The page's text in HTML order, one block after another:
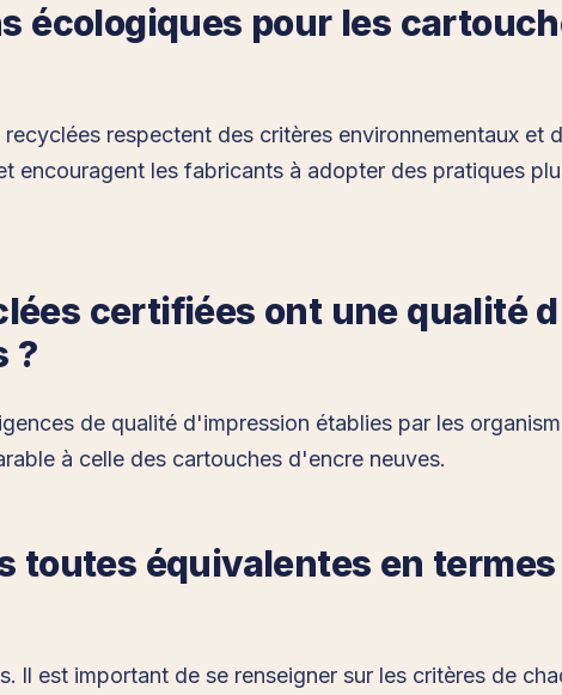
écologiques pour les
respectent des critères environnementaux et
encouragent les fabricants à adopter des pratiques
certifiées ont une qualité
?
de qualité d'impression établies par les
à celle des cartouches d'encre neuves.
équivalentes en
est important de se renseigner sur les critères de